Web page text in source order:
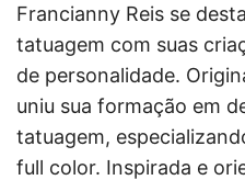
Francianny Reis se
tatuagem com suas
de personalidade.
uniu sua formação em
tatuagem,
full color. Inspirada e